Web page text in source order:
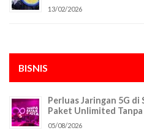
13/02/2026
BISNIS
Perluas Jaringan 5G
Paket Unlimited
05/08/2026